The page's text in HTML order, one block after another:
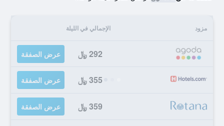
مزود الإجمالي في الليلة
292 ﷼ عرض الصفقة
355 ﷼ عرض الصفقة
359 ﷼ عرض الصفقة